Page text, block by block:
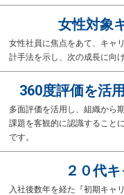
女性対象
女性社員に焦点をあて、キャ
計手法を示し、次の成長に向
360度評価を活
多面評価を活用し、組織から
課題を客観的に認識すること
です。
２０代
入社後数年を経た『初期キャ